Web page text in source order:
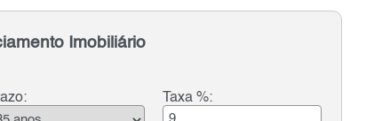
Imobiliário
Taxa %: